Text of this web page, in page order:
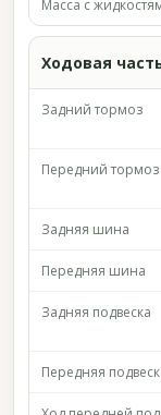
Масса с
Ходовая
Задний тормоз
Передний тормоз
Задняя шина
Передняя шина
Задняя подвеска
Передняя